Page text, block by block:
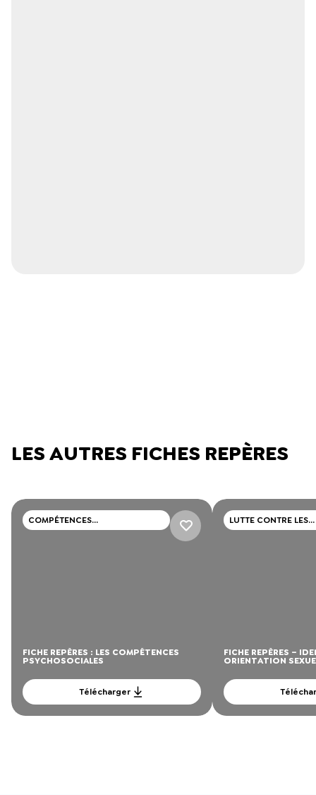
LES AUTRES FICHES REPÈRES
COMPÉTENCES
PSYCHOSOCIALES (CPS)
FICHE REPÈRES : LES COMPÉTENCES
PSYCHOSOCIALES
Télécharger
LUTTE CONTRE LES
DISCRIMINATIONS
FICHE REPÈRES –
ORIENTATION